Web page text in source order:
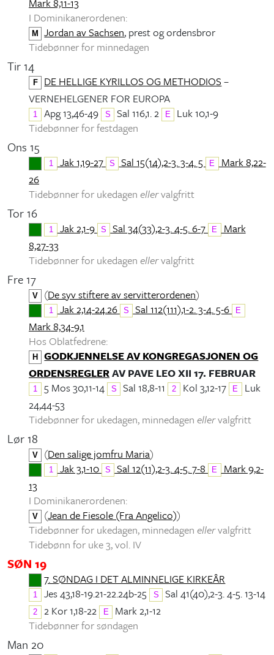
I Dominikanerordenen:
M Jordan av Sachsen, prest og ordensbror
Tidebønner for minnedagen
Tir 14
F DE HELLIGE KYRILLOS OG METHODIOS –
VERNEHELGENER FOR EUROPA
1 Apg 13,46-49 S Sal 116,1. 2 E
Luk 10,1-9
Tidebønner for festdagen
Ons 15
1 Jak 1,19-27 S Sal 15(14),2-3. 3-4. 5 E Mark 8,22-
26
Tidebønner for ukedagen ellervalgfritt
Tor 16
1 Jak 2,1-9 S Sal 34(33),2-3. 4-5. 6-7 E Mark
8,27-33
Tidebønner for ukedagen ellervalgfritt
Fre 17
V (De syv stiftere av servitterordenen)
1 Jak 2,14-24.26 S Sal 112(111),1-2. 3-4. 5-6 E
Mark 8,34-9,1
Hos Oblatfedrene:
H
GODKJENNELSE AV KONGREGASJONEN OG
ORDENSREGLERAV PAVE LEO XII 17. FEBRUAR
1 5 Mos 30,11-14 S Sal 18,8-11 2 Kol 3,12-17 E Luk
24,44-53
Tidebønner for ukedagen, minnedagen ellervalgfritt
Lør 18
V (Den salige jomfru Maria)
1 Jak 3,1-10 S Sal 12(11),2-3. 4-5. 7-8 E Mark 9,2-
13
I Dominikanerordenen:
V (Jean de Fiesole (Fra Angelico))
Tidebønner for ukedagen, minnedagen ellervalgfritt
Tidebønn for uke 3, vol. IV
SØN 19
7. SØNDAG I DET ALMINNELIGE KIRKEÅR
1 Jes 43,18-19.21-22.24b-25 S Sal 41(40),2-3. 4-5. 13-14
2 2 Kor 1,18-22 E Mark 2,1-12
Tidebønner for søndagen
Man 20